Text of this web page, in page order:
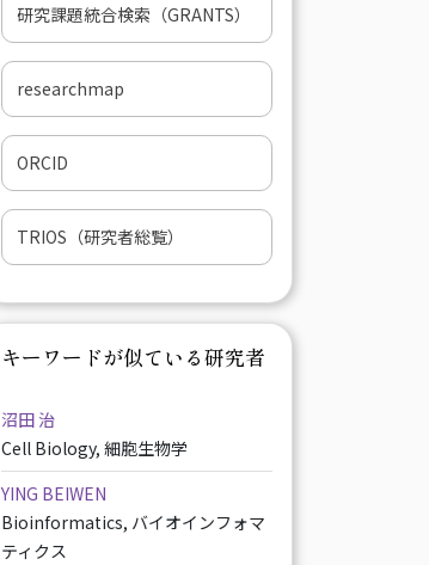
研究課題統合検索（GRANTS）
researchmap
ORCID
TRIOS（研究者総覧）
キーワードが似ている研究者
沼田 治
Cell Biology, 細胞生物学
YING BEIWEN
Bioinformatics, バイオインフォマ
ティクス